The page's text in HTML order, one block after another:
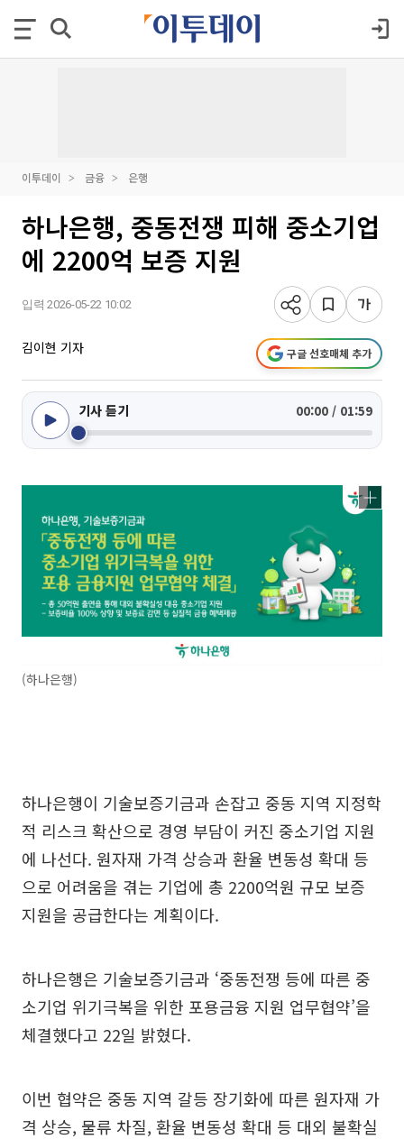
이투데이 금융 은행
하나은행, 중동전쟁 피해 중소기업
에 2200억 보증 지원
입력 2026-05-22 10:02
김이현 기자 구글 선호매체 추가
기사 듣기 00:00 / 01:59
(하나은행)
하나은행이 기술보증기금과 손잡고 중동 지역 지정학
적 리스크 확산으로 경영 부담이 커진 중소기업 지원
에 나선다. 원자재 가격 상승과 환율 변동성 확대 등
으로 어려움을 겪는 기업에 총 2200억원 규모 보증
지원을 공급한다는 계획이다.
하나은행은 기술보증기금과 ‘중동전쟁 등에 따른 중
소기업 위기극복을 위한 포용금융 지원 업무협약’을
체결했다고 22일 밝혔다.
이번 협약은 중동 지역 갈등 장기화에 따른 원자재 가
격 상승, 물류 차질, 환율 변동성 확대 등 대외 불확실